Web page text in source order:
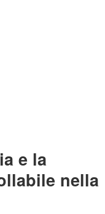
e la
nella